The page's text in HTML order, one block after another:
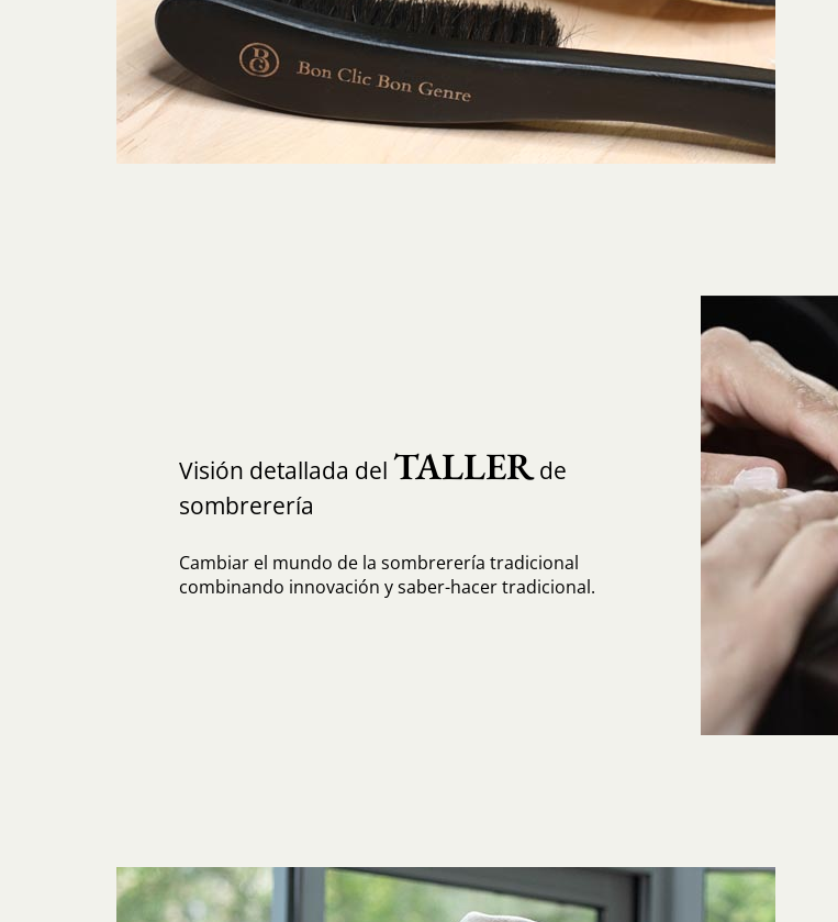
Visión detallada del TALLERde
sombrerería
Cambiar el mundo de la sombrerería tradicional
combinando innovación y saber-hacer tradicional.